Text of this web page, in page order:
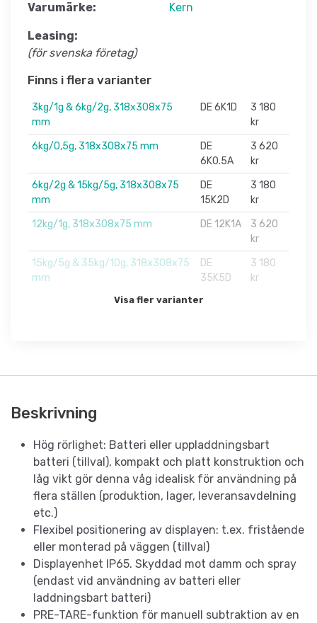
Varumärke: Kern
Leasing:
(för svenska företag)
Finns i flera varianter
3kg/1g & 6kg/2g, 318x308x75
mm
DE 6K1D
3 180
kr
6kg/0,5g, 318x308x75 mm
DE
6K0.5A
3 620
kr
6kg/2g & 15kg/5g, 318x308x75
mm
DE
15K2D
3 180
kr
12kg/1g, 318x308x75 mm
DE 12K1A
3 620
kr
15kg/5g & 35kg/10g, 318x308x75
mm
DE
35K5D
3 180
kr
Visa fler varianter
Beskrivning
Hög rörlighet: Batteri eller uppladdningsbart
batteri (tillval), kompakt och platt konstruktion och
låg vikt gör denna våg idealisk för användning på
flera ställen (produktion, lager, leveransavdelning
etc.)
Flexibel positionering av displayen: t.ex. fristående
eller monterad på väggen (tillval)
Displayenhet IP65. Skyddad mot damm och spray
(endast vid användning av batteri eller
laddningsbart batteri)
PRE-TARE-funktion för manuell subtraktion av en